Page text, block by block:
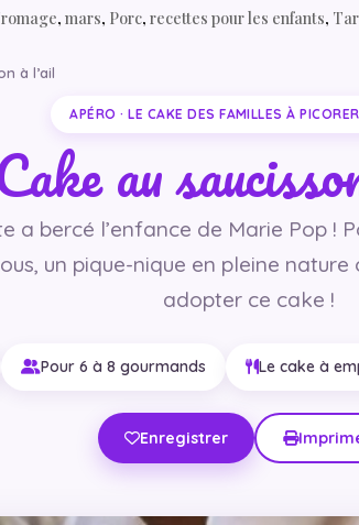
,mars, Porc,recettes pour les enfants,
à l’ail
APÉRO · LE CAKE DES FAMILLES À
au
a bercé l’enfance de Marie Pop !
un pique-nique en pleine nature
adopter ce cake !
Pour 6 à 8 gourmands Le cake à
Enregistrer